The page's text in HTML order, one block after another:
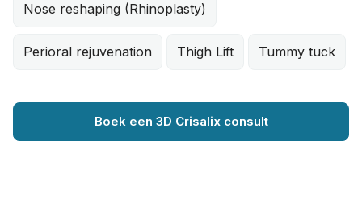
Nose reshaping (Rhinoplasty)
Perioral rejuvenation Thigh Lift Tummy tuck
Boek een 3D Crisalix consult